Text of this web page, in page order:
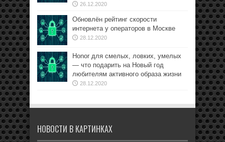
26.12.2020
Обновлён рейтинг скорости
интернета у операторов в Москве
28.12.2020
Honor для смелых, ловких, умелых
— что подарить на Новый год
любителям активного образа жизни
28.12.2020
НОВОСТИ В КАРТИНКАХ